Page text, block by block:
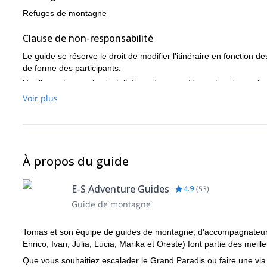
Refuges de montagne
Clause de non-responsabilité
Le guide se réserve le droit de modifier l'itinéraire en fonction
de forme des participants.
Veuillez noter que les installations de remontées mécaniques,
appliqués par leurs propriétaires, sans aucune responsabilité
60 €), Cabane de Prafleuri (70 CHF), Cabane des Dix (82
Service de taxi jusqu'au Châble : 120 CHF (répartis entre
Assurance recherche et sauvetage avec couverture
Voir plus
À propos du guide
E-S Adventure Guides 4.9 (53)
Guide de montagne
Tomas et son équipe de guides de montagne,
Enrico, Ivan, Julia, Lucia, Marika et Oreste) font partie des
Que vous souhaitiez escalader le Grand Paradis ou faire une